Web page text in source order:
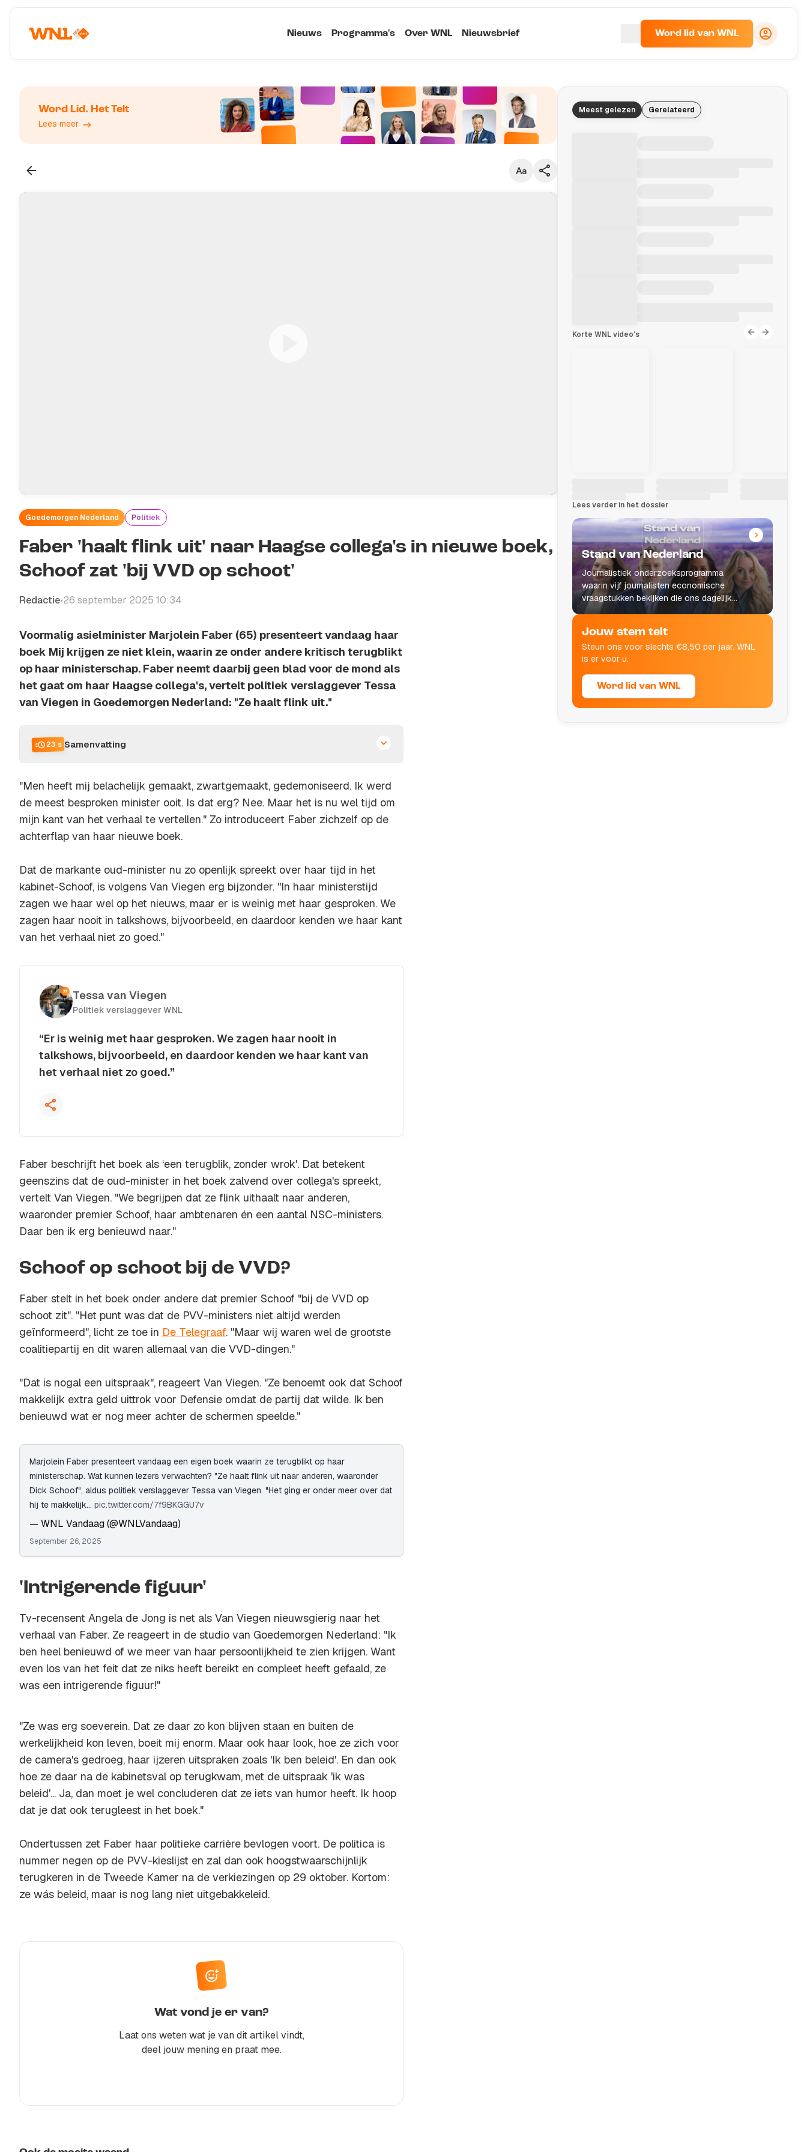
Nieuws Programma's Over WNL Nieuwsbrief Word lid van WNL
Word Lid. Het Telt
Lees meer
Goedemorgen Nederland Politiek
Faber 'haalt flink uit' naar Haagse collega's in nieuwe boek,
Schoof zat 'bij VVD op schoot'
Redactie•26 september 2025 10:34
Voormalig asielminister Marjolein Faber (65) presenteert vandaag haar
boek Mij krijgen ze niet klein, waarin ze onder andere kritisch terugblikt
op haar ministerschap. Faber neemt daarbij geen blad voor de mond als
het gaat om haar Haagse collega's, vertelt politiek verslaggever Tessa
van Viegen in Goedemorgen Nederland: "Ze haalt flink uit."
23 s Samenvatting
"Men heeft mij belachelijk gemaakt, zwartgemaakt, gedemoniseerd. Ik werd
de meest besproken minister ooit. Is dat erg? Nee. Maar het is nu wel tijd om
mijn kant van het verhaal te vertellen." Zo introduceert Faber zichzelf op de
achterflap van haar nieuwe boek.
Dat de markante oud-minister nu zo openlijk spreekt over haar tijd in het
kabinet-Schoof, is volgens Van Viegen erg bijzonder. "In haar ministerstijd
zagen we haar wel op het nieuws, maar er is weinig met haar gesproken. We
zagen haar nooit in talkshows, bijvoorbeeld, en daardoor kenden we haar kant
van het verhaal niet zo goed."
Tessa van Viegen
Politiek verslaggever WNL
“Er is weinig met haar gesproken. We zagen haar nooit in
talkshows, bijvoorbeeld, en daardoor kenden we haar kant van
het verhaal niet zo goed.”
Kopieer quote
Faber beschrijft het boek als ‘een terugblik, zonder wrok'. Dat betekent
geenszins dat de oud-minister in het boek zalvend over collega's spreekt,
vertelt Van Viegen. "We begrijpen dat ze flink uithaalt naar anderen,
waaronder premier Schoof, haar ambtenaren én een aantal NSC-ministers.
Daar ben ik erg benieuwd naar."
Schoof op schoot bij de VVD?
Faber stelt in het boek onder andere dat premier Schoof "bij de VVD op
schoot zit". "Het punt was dat de PVV-ministers niet altijd werden
geïnformeerd", licht ze toe in De Telegraaf. "Maar wij waren wel de grootste
coalitiepartij en dit waren allemaal van die VVD-dingen."
"Dat is nogal een uitspraak", reageert Van Viegen. "Ze benoemt ook dat Schoof
makkelijk extra geld uittrok voor Defensie omdat de partij dat wilde. Ik ben
benieuwd wat er nog meer achter de schermen speelde."
Marjolein Faber presenteert vandaag een eigen boek waarin ze terugblikt op haar
ministerschap. Wat kunnen lezers verwachten? "Ze haalt flink uit naar anderen, waaronder
Dick Schoof", aldus politiek verslaggever Tessa van Viegen. "Het ging er onder meer over dat
hij te makkelijk… pic.twitter.com/7f9BKGGU7v
— WNL Vandaag (@WNLVandaag)
September 26, 2025
'Intrigerende figuur'
Tv-recensent Angela de Jong is net als Van Viegen nieuwsgierig naar het
verhaal van Faber. Ze reageert in de studio van Goedemorgen Nederland: "Ik
ben heel benieuwd of we meer van haar persoonlijkheid te zien krijgen. Want
even los van het feit dat ze niks heeft bereikt en compleet heeft gefaald, ze
was een intrigerende figuur!"
"Ze was erg soeverein. Dat ze daar zo kon blijven staan en buiten de
werkelijkheid kon leven, boeit mij enorm. Maar ook haar look, hoe ze zich voor
de camera's gedroeg, haar ijzeren uitspraken zoals 'Ik ben beleid'. En dan ook
hoe ze daar na de kabinetsval op terugkwam, met de uitspraak 'ik was
beleid'... Ja, dan moet je wel concluderen dat ze iets van humor heeft. Ik hoop
dat je dat ook terugleest in het boek."
Ondertussen zet Faber haar politieke carrière bevlogen voort. De politica is
nummer negen op de PVV-kieslijst en zal dan ook hoogstwaarschijnlijk
terugkeren in de Tweede Kamer na de verkiezingen op 29 oktober. Kortom:
ze wás beleid, maar is nog lang niet uitgebakkeleid.
Wat vond je er van?
Laat ons weten wat je van dit artikel vindt,
deel jouw mening en praat mee.
Meest gelezen Gerelateerd
Korte WNL video's
Lees verder in het dossier
Stand van Nederland
Journalistiek onderzoeksprogramma
waarin vijf journalisten economische
vraagstukken bekijken die ons dagelijks
leven raken.
Jouw stem telt
Steun ons voor slechts €8,50 per jaar. WNL
is er voor u.
Word lid van WNL